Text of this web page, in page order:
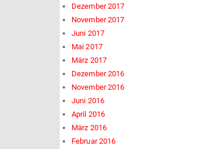
Dezember 2017
November 2017
Juni 2017
Mai 2017
März 2017
Dezember 2016
November 2016
Juni 2016
April 2016
März 2016
Februar 2016